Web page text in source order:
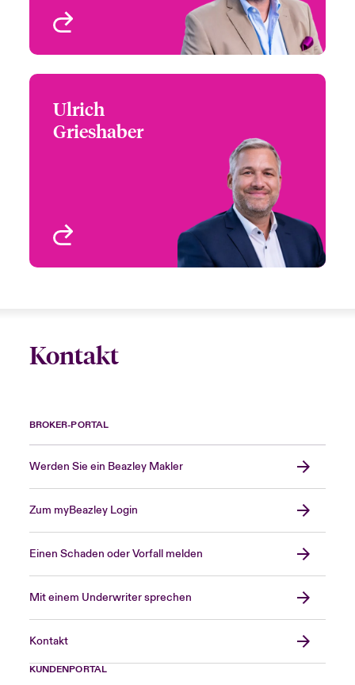
Ulrich
Grieshaber
Digital Underwriter
Germany & Austria
Bremen, Germany
+49 (0)89 4520 54919
Kontakt
BROKER-PORTAL
Werden Sie ein Beazley Makler
Zum myBeazley Login
Einen Schaden oder Vorfall melden
Mit einem Underwriter sprechen
Kontakt
KUNDENPORTAL